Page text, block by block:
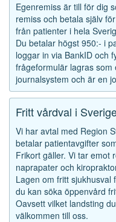
Egenremiss är till för dig
remiss och betala själv
från patienter i hela
Du betalar högst 950:- i
loggar in via BankID och
frågeformulär lagras som
journalsystem och är en
Fritt vårdval i
Vi har avtal med Region
betalar patientavgifter
Frikort gäller. Vi tar emot
naprapater och
Lagen om fritt sjukhusval
du kan söka öppenvård
Oavsett vilket landsting
välkommen till oss.